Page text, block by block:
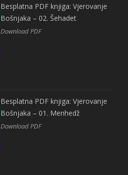
Besplatna PDF knjiga: Vjerovanje
Bošnjaka – 02. Šehadet
Download PDF
Besplatna PDF knjiga: Vjerovanje
Bošnjaka – 01. Menhedž
Download PDF